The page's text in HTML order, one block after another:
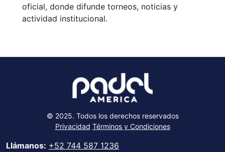
oficial, donde difunde torneos, noticias y
actividad institucional.
© 2025. Todos los derechos reservados
Privacidad Términos y Condiciones
Llámanos: +52 744 587 1236